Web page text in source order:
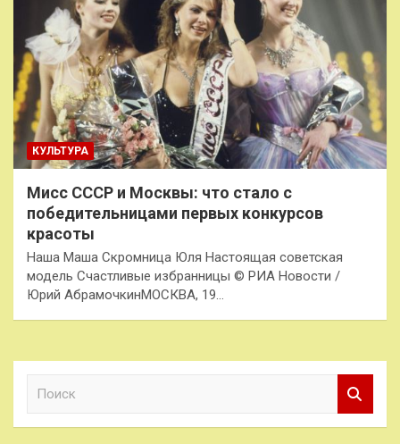
КУЛЬТУРА
Мисс СССР и Москвы: что стало с
победительницами первых конкурсов
красоты
Наша Маша Скромница Юля Настоящая советская
модель Счастливые избранницы © РИА Новости /
Юрий АбрамочкинМОСКВА, 19…